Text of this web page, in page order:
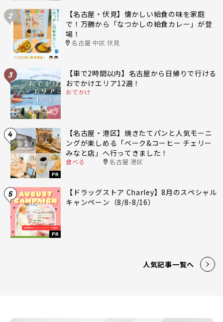
2
【名古屋・伏見】懐かしい給食の味を家庭
で！万勝から「なつかしの給食カレー」が登
場！
名古屋 中区 伏見
3
【車で2時間以内】名古屋から日帰りで行ける
おでかけエリア12選！
おでかけ
4
PR
【名古屋・港区】焼きたてパンと人気モーニ
ングが楽しめる「ベーク&コーヒー チェリー
みなと店」へ行ってきました！
食べる 名古屋 港区
5
PR
【ドラッグストア Charley】8月のスペシャル
キャンペーン（8/8-8/16）
人気記事一覧へ